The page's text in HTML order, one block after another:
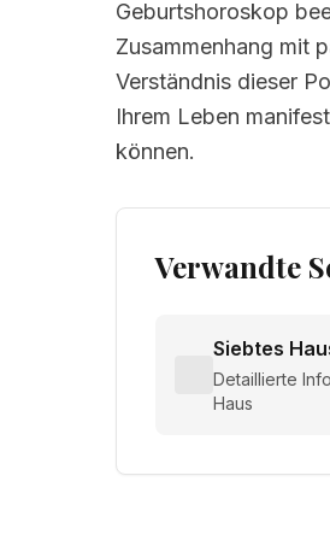
Geburtshoroskop
Zusammenhang mit
Verständnis dieser
Ihrem Leben
können.
Verwandte
Siebtes
Detaillierte
Haus